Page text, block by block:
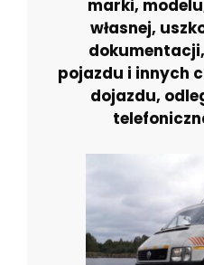
marki,
własnej,
pojazdu i innych
dojazdu,